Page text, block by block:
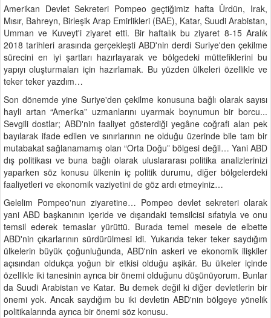
Amerikan Devlet Sekreteri Pompeo geçtiğimiz hafta Ürdün, Irak,
Mısır, Bahreyn, Birleşik Arap Emirlikleri (BAE), Katar, Suudi Arabistan,
Umman ve Kuveyt'i ziyaret etti. Bir haftalık bu ziyaret 8-15 Aralık
2018 tarihleri arasında gerçekleşti ABD'nin derdi Suriye'den çekilme
sürecini en iyi şartları hazırlayarak ve bölgedeki müttefiklerini bu
yapıyı oluşturmaları için hazırlamak. Bu yüzden ülkeleri özellikle ve
teker teker yazdım…
Son dönemde yine Suriye'den çekilme konusuna bağlı olarak sayısı
hayli artan “Amerika” uzmanlarını uyarmak boynumun bir borcu...
Sevgili dostlar; ABD'nin faaliyet gösterdiği yegâne coğrafi alan pek
bayılarak ifade edilen ve sınırlarının ne olduğu üzerinde bile tam bir
mutabakat sağlanamamış olan “Orta Doğu” bölgesi değil… Yani ABD
dış politikası ve buna bağlı olarak uluslararası politika analizlerinizi
yaparken söz konusu ülkenin iç politik durumu, diğer bölgelerdeki
faaliyetleri ve ekonomik vaziyetini de göz ardı etmeyiniz…
Gelelim Pompeo'nun ziyaretine… Pompeo devlet sekreteri olarak
yani ABD başkanının içeride ve dışarıdaki temsilcisi sıfatıyla ve onu
temsil ederek temaslar yürüttü. Burada temel mesele de elbette
ABD'nin çıkarlarının sürdürülmesi idi. Yukarıda teker teker saydığım
ülkelerin büyük çoğunluğunda, ABD'nin askeri ve ekonomik ilişkiler
açısından oldukça yoğun bir etkisi olduğu aşikâr. Bu ülkeler içinde
özellikle iki tanesinin ayrıca bir önemi olduğunu düşünüyorum. Bunlar
da Suudi Arabistan ve Katar. Bu demek değil ki diğer devletlerin bir
önemi yok. Ancak saydığım bu iki devletin ABD'nin bölgeye yönelik
politikalarında ayrıca bir önemi söz konusu.